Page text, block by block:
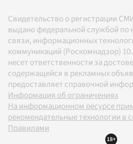
Свидетельство о регистрации
выдано федеральной службой по
связи, информационных
коммуникаций (Роскомнадзор)
несет ответственности за
содержащейся в рекламных
предоставляет справочной
Информация об ограничениях
На информационном ресурсе
рекомендательные технологии в
Правилами
18+